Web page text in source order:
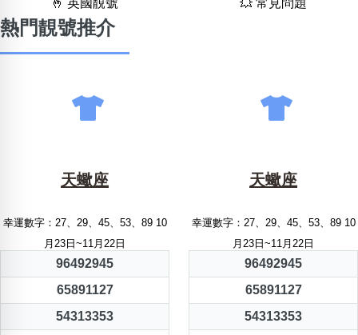
🤞 英國靚號
💥 常見問題
熱門靚號推介
天蠍座
幸運數字：27、29、45、53、89 10
月23日~11月22日
96492945
65891127
54313353
天蠍座
幸運數字：27、29、45、53、89 10
月23日~11月22日
96492945
65891127
54313353